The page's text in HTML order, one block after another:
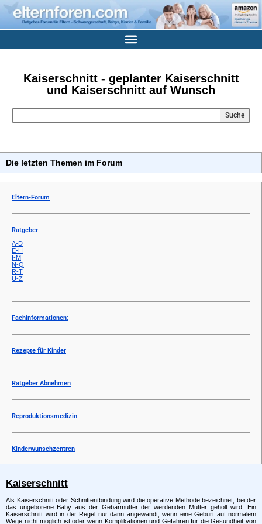
Kaiserschnitt - geplanter Kaiserschnitt
und Kaiserschnitt auf Wunsch
Suche
Die letzten Themen im Forum
Eltern-Forum
Ratgeber
A-D
E-H
I-M
N-Q
R-T
U-Z
Fachinformationen:
Rezepte für Kinder
Ratgeber Abnehmen
Reproduktionsmedizin
Kinderwunschzentren
Kaiserschnitt
Als Kaiserschnitt oder Schnittentbindung wird die operative Methode bezeichnet, bei der
das ungeborene Baby aus der Gebärmutter der werdenden Mutter geholt wird. Ein
Kaiserschnitt wird in der Regel nur dann angewandt, wenn eine Geburt auf normalem
Wege nicht möglich ist oder wenn Komplikationen und Gefahren für die Gesundheit von